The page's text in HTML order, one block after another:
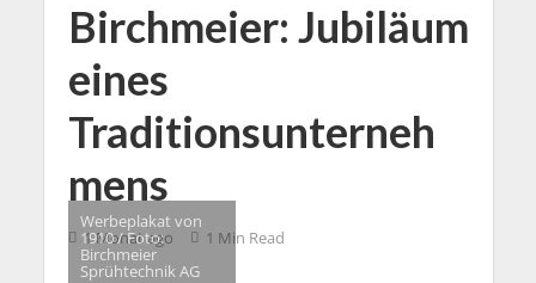
Birchmeier: Jubiläum
eines
Traditionsunterneh
mens
1 Monat ago 1 Min Read
Werbeplakat von
1910 / Foto:
Birchmeier
Sprühtechnik AG